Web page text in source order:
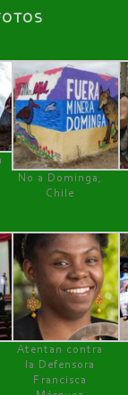
No a Dominga,
Chile
Atentan contra
la Defensora
Francisca